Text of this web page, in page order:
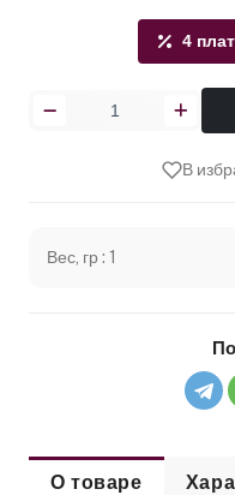
4
В
Вес, гр : 1
О товаре